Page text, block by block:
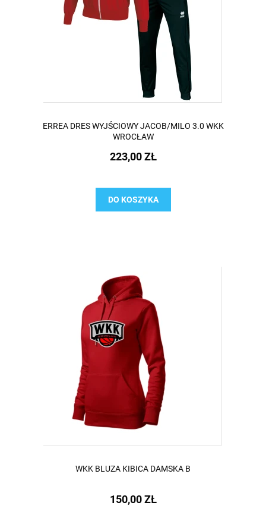
ERREA DRES WYJŚCIOWY JACOB/MILO 3.0 WKK
WROCŁAW
223,00 ZŁ
DO KOSZYKA
WKK BLUZA KIBICA DAMSKA B
150,00 ZŁ